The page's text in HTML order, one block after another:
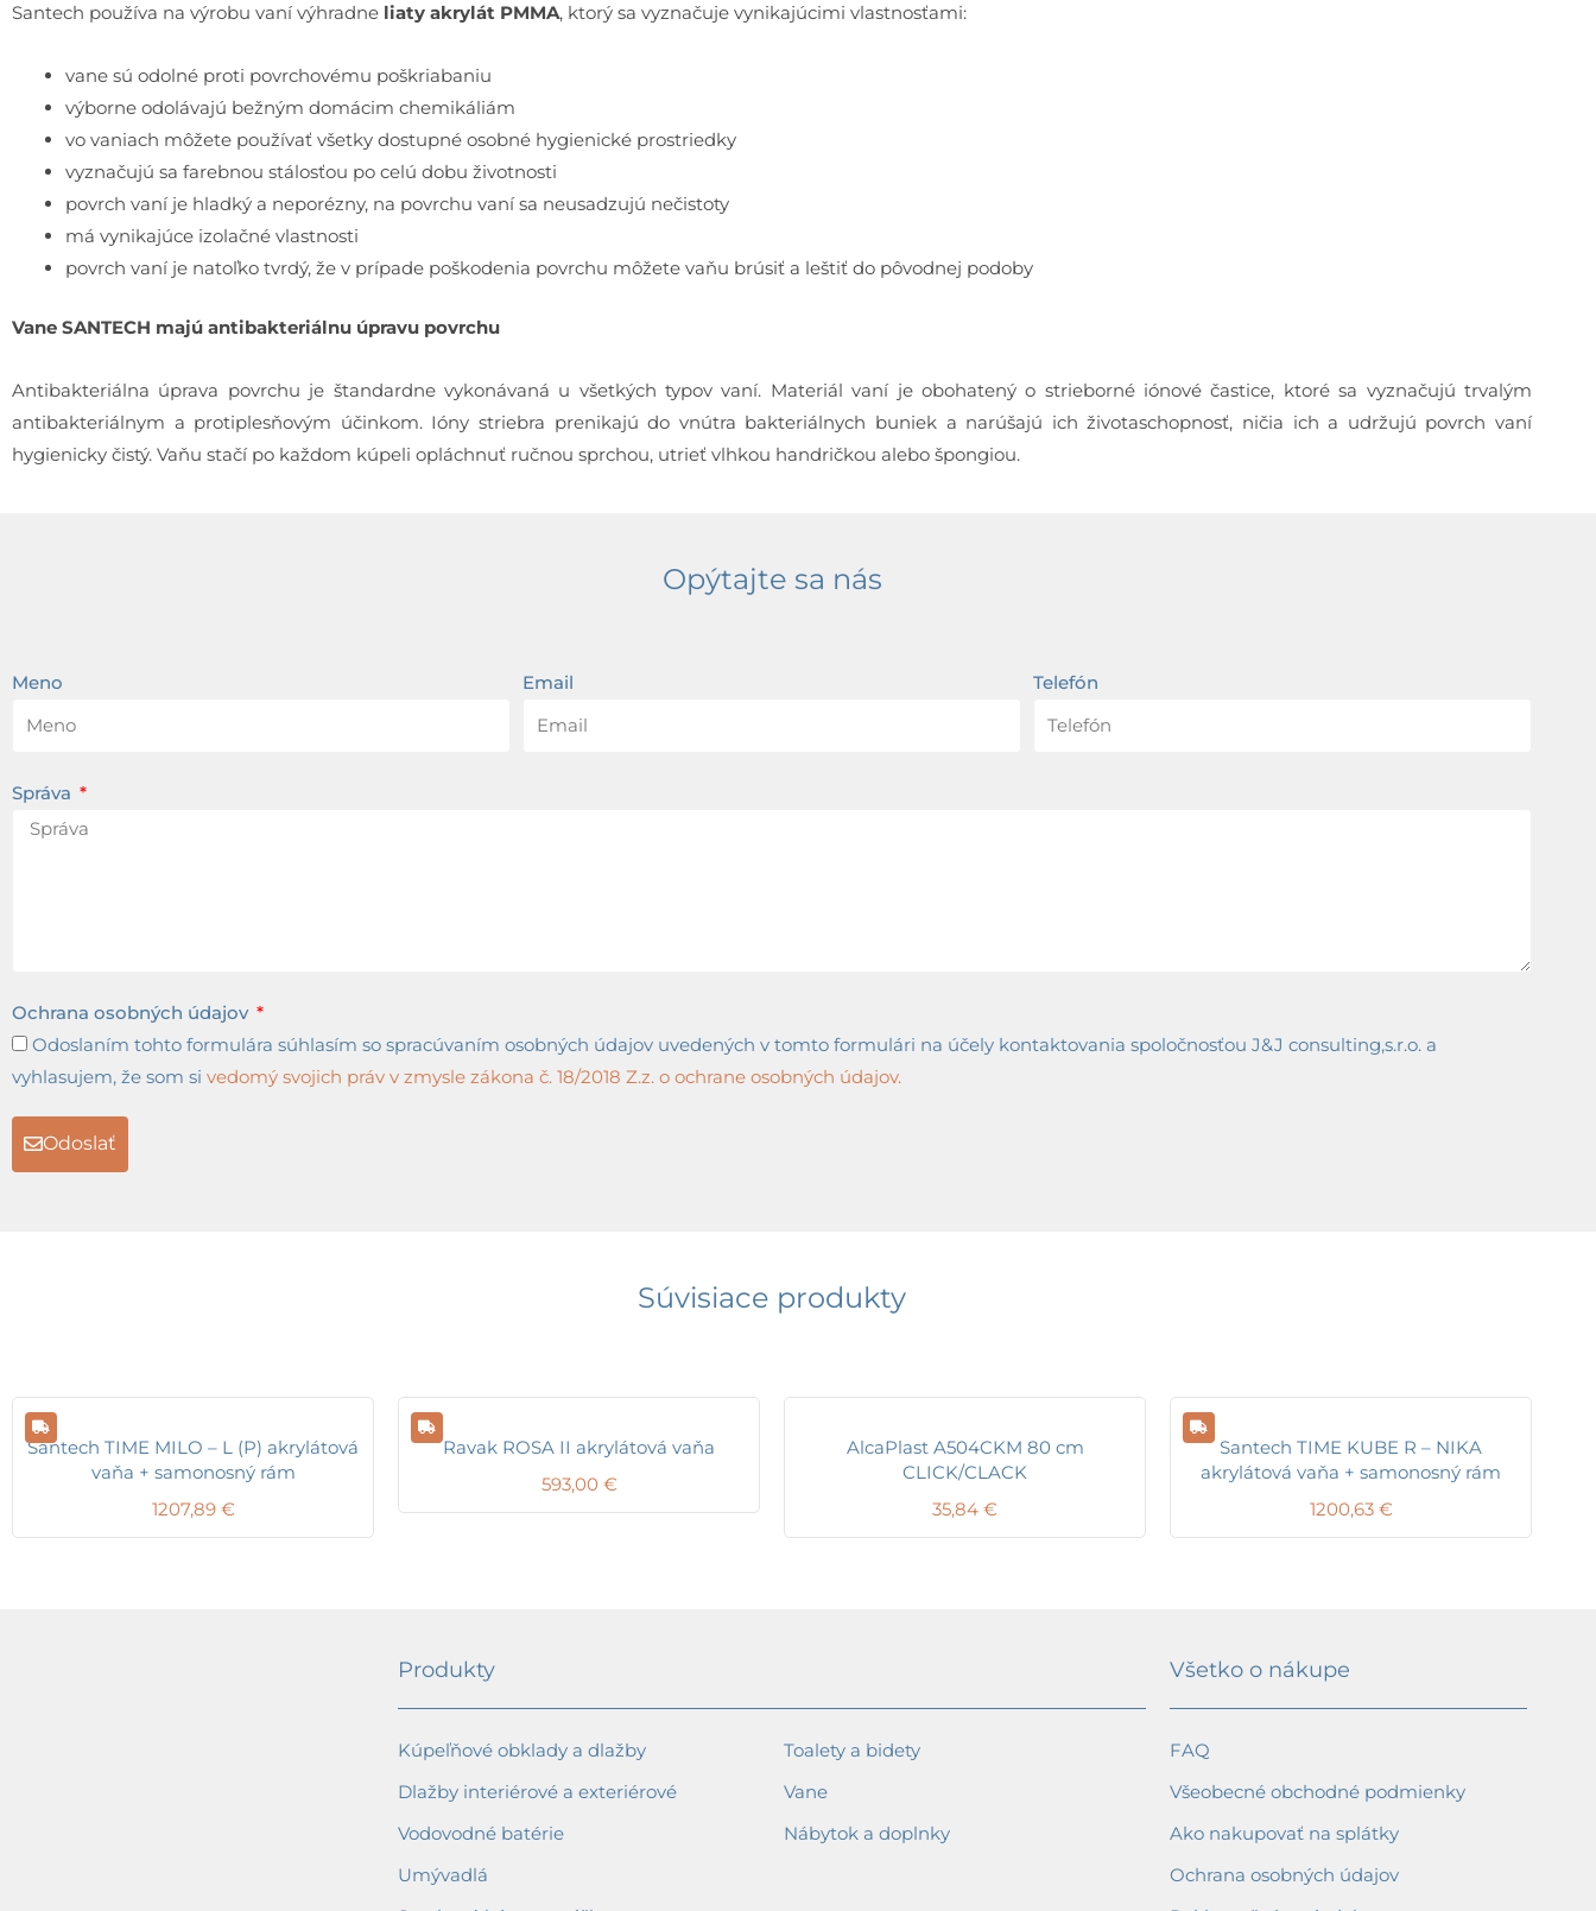
Santech používa na výrobu vaní výhradne liaty akrylát PMMA, ktorý sa vyznačuje vynikajúcimi vlastnosťami:
vane sú odolné proti povrchovému poškriabaniu
výborne odolávajú bežným domácim chemikáliám
vo vaniach môžete používať všetky dostupné osobné hygienické prostriedky
vyznačujú sa farebnou stálosťou po celú dobu životnosti
povrch vaní je hladký a neporézny, na povrchu vaní sa neusadzujú nečistoty
má vynikajúce izolačné vlastnosti
povrch vaní je natoľko tvrdý, že v prípade poškodenia povrchu môžete vaňu brúsiť a leštiť do pôvodnej podoby
Vane SANTECH majú antibakteriálnu úpravu povrchu
Antibakteriálna úprava povrchu je štandardne vykonávaná u všetkých typov vaní. Materiál vaní je obohatený o strieborné iónové častice, ktoré sa vyznačujú trvalým
antibakteriálnym a protiplesňovým účinkom. Ióny striebra prenikajú do vnútra bakteriálnych buniek a narúšajú ich životaschopnosť, ničia ich a udržujú povrch vaní
hygienicky čistý. Vaňu stačí po každom kúpeli opláchnuť ručnou sprchou, utrieť vlhkou handričkou alebo špongiou.
Opýtajte sa nás
Meno Email Telefón
Správa
Ochrana osobných údajov
Odoslaním tohto formulára súhlasím so spracúvaním osobných údajov uvedených v tomto formulári na účely kontaktovania spoločnosťou J&J consulting,s.r.o. a
vyhlasujem, že som si vedomý svojich práv v zmysle zákona č. 18/2018 Z.z. o ochrane osobných údajov.
Odoslať
Súvisiace produkty
Santech TIME MILO – L (P) akrylátová
vaňa + samonosný rám
1207,89 €
Ravak ROSA II akrylátová vaňa
593,00 €
AlcaPlast A504CKM 80 cm
CLICK/CLACK
35,84 €
Santech TIME KUBE R – NIKA
akrylátová vaňa + samonosný rám
1200,63 €
Produkty
Kúpeľňové obklady a dlažby
Dlažby interiérové a exteriérové
Vodovodné batérie
Umývadlá
Toalety a bidety
Vane
Nábytok a doplnky
Všetko o nákupe
FAQ
Všeobecné obchodné podmienky
Ako nakupovať na splátky
Ochrana osobných údajov